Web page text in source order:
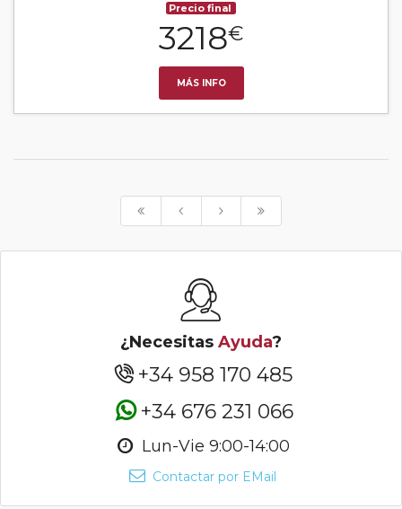
Precio final
3218€
MÁS INFO
¿Necesitas Ayuda?
+34 958 170 485
+34 676 231 066
Lun-Vie 9:00-14:00
Contactar por EMail